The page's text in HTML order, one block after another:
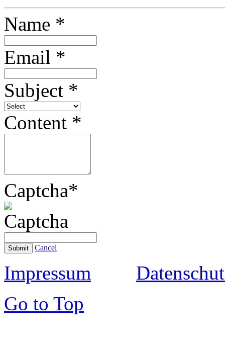
Name *
Email *
Subject *
Content *
Captcha*
Submit Cancel
Impressum
Go to Top